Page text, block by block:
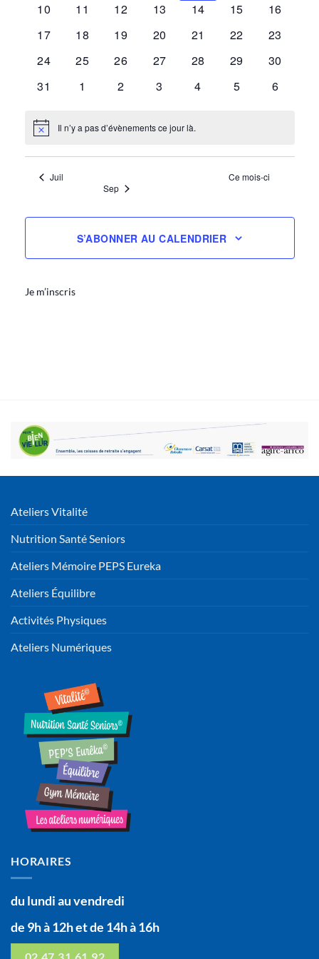
0
10
0
11
0
12
0
13
0
14
0
15
0
16
0
17
0
18
0
19
0
20
0
21
0
22
0
23
0
24
0
25
0
26
0
27
0
28
0
29
0
30
0
31
0
1
0
2
0
3
0
4
0
5
0
6
Notice Il n’y a pas d’évènements ce jour là.
Juil
Ce mois-ci
Sep
S’ABONNER AU CALENDRIER
Je m’inscris
Ateliers Vitalité
Nutrition Santé Seniors
Ateliers Mémoire PEPS Eureka
Ateliers Équilibre
Activités Physiques
Ateliers Numériques
HORAIRES
du lundi au vendredi
de 9h à 12h et de 14h à 16h